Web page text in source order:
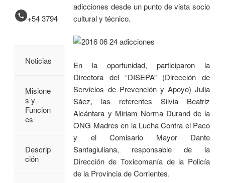
adicciones desde un punto de vista socio
cultural y técnico.
En la oportunidad, participaron la
Directora del “DISEPA” (Dirección de
Servicios de Prevención y Apoyo) Julia
Sáez, las referentes Silvia Beatriz
Alcántara y Miriam Norma Durand de la
ONG Madres en la Lucha Contra el Paco
y el Comisario Mayor Dante
Santagiuliana, responsable de la
Dirección de Toxicomanía de la Policía
de la Provincia de Corrientes.
+54 3794
Noticias
Misione
s y
Funcion
es
Descrip
ción